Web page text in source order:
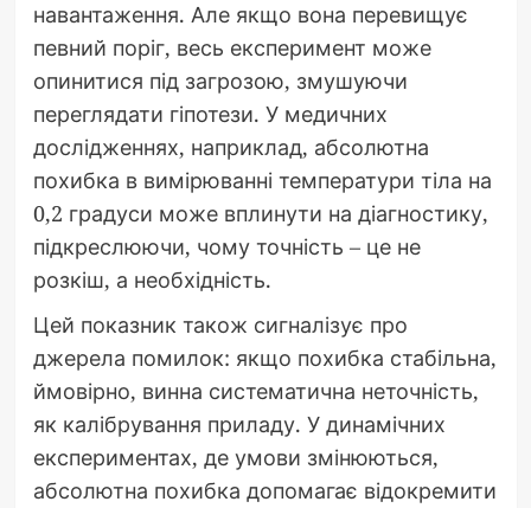
навантаження. Але якщо вона перевищує
певний поріг, весь експеримент може
опинитися під загрозою, змушуючи
переглядати гіпотези. У медичних
дослідженнях, наприклад, абсолютна
похибка в вимірюванні температури тіла на
0,2 градуси може вплинути на діагностику,
підкреслюючи, чому точність – це не
розкіш, а необхідність.
Цей показник також сигналізує про
джерела помилок: якщо похибка стабільна,
ймовірно, винна систематична неточність,
як калібрування приладу. У динамічних
експериментах, де умови змінюються,
абсолютна похибка допомагає відокремити